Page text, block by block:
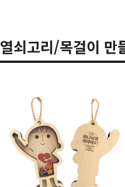
열쇠고리/목걸이 만